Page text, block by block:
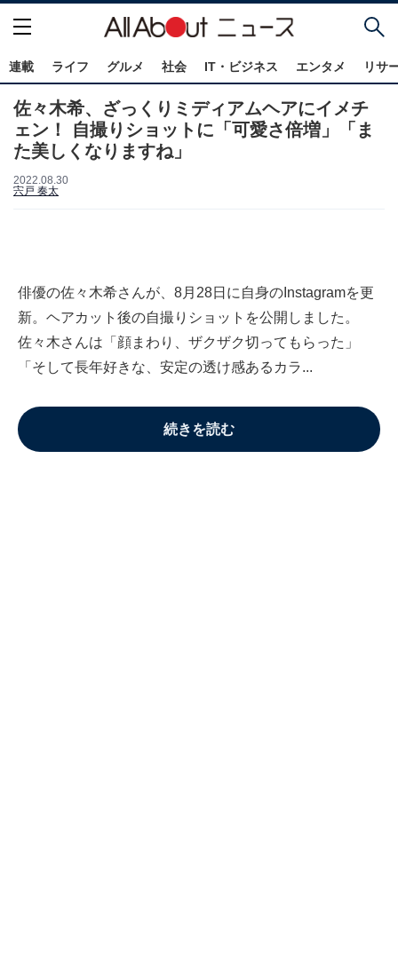
連載 ライフ グルメ 社会 IT・ビジネス エンタメ リサ
佐々木希、ざっくりミディアムヘアにイメチ
ェン！ 自撮りショットに「可愛さ倍増」「ま
た美しくなりますね」
2022.08.30
宍戸 奏太
俳優の佐々木希さんが、8月28日に自身のInstagramを更
新。ヘアカット後の自撮りショットを公開しました。
佐々木さんは「顔まわり、ザクザク切ってもらった」
「そして長年好きな、安定の透け感あるカラ...
続きを読む